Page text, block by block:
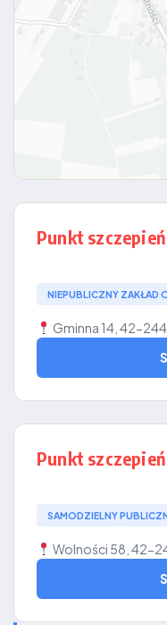
Punkt szczepień
NIEPUBLICZNY ZAKŁAD
Gminna 14, 42-
Punkt szczepień
SAMODZIELNY
Wolności 58, 42-